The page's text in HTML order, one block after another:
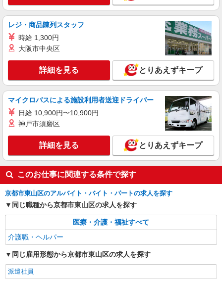
派遣社員
株式会社kotrio /●KY-H-1954236
東福寺*デイでの生活補助☆新たなスキルを身
時給1550円〜2187円 ＜日払い有/週払い有/交
通費全支給(ガソリン代含む)＞
京都市東山区｜最寄り駅：東福寺
キープ 詳細を見る
派遣社員
株式会社kotrio /●KY-H-2013511
東福寺駅チカ★グループホームで夜勤専従★日
払いOK★履歴書不要
時給1550円〜2187円 ＜日払い有/週払い有/交
通費全支給(ガソリン代含む)＞
京都市東山区｜最寄り駅：東福寺
キープ
株式会社kotrio /●KY-H-1953364
七条駅｜小さなグループホームで家事や生活の
サポート！
通費全支給(ガソリン代含む)＞
レジ・商品陳列スタッフ
時給 1,300円
大阪市中央区
詳細を見る とりあえずキープ
マイクロバスによる施設利用者送迎ドライバー
日給 10,900円〜10,900円
神戸市須磨区
詳細を見る とりあえずキープ
このお仕事に関連する条件で探す
京都市東山区のアルバイト・バイト・パートの求人を探す
同じ職種から京都市東山区の求人を探す
医療・介護・福祉すべて
介護職・ヘルパー
同じ雇用形態から京都市東山区の求人を探す
派遣社員